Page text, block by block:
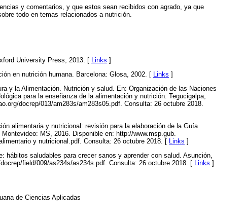
y comentarios, y que estos sean recibidos con agrado, ya que
todo en temas relacionados a nutrición.
University Press, 2013. [ Links ]
en nutrición humana. Barcelona: Glosa, 2002. [ Links ]
y la Alimentación. Nutrición y salud. En: Organización de las Naciones
para la enseñanza de la alimentación y nutrición. Tegucigalpa,
docrep/013/am283s/am283s05.pdf. Consulta: 26 octubre 2018.
alimentaria y nutricional: revisión para la elaboración de la Guía
MS, 2016. Disponible en: http://www.msp.gub.
y nutricional.pdf. Consulta: 26 octubre 2018. [ Links ]
hábitos saludables para crecer sanos y aprender con salud. Asunción,
field/009/as234s/as234s.pdf. Consulta: 26 octubre 2018. [
Links ]
de Ciencias Aplicadas